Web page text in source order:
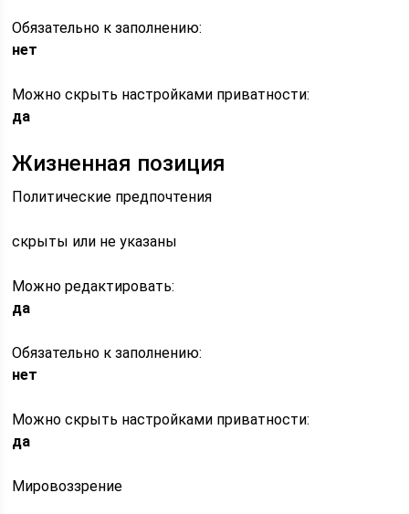
Обязательно к заполнению:
нет
Можно скрыть настройками приватности:
да
Жизненная позиция
Политические предпочтения
скрыты или не указаны
Можно редактировать:
да
Обязательно к заполнению:
нет
Можно скрыть настройками приватности:
да
Мировоззрение